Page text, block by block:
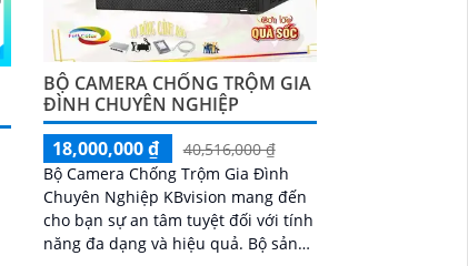
BỘ CAMERA CHỐNG TRỘM GIA
ĐÌNH CHUYÊN NGHIỆP
18,000,000 ₫
40,516,000 ₫
Bộ Camera Chống Trộm Gia Đình
Chuyên Nghiệp KBvision mang đến
cho bạn sự an tâm tuyệt đối với tính
năng đa dạng và hiệu quả. Bộ sản